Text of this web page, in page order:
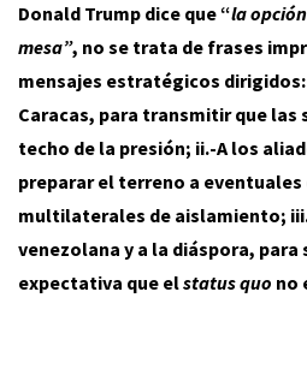
Donald Trump dice que “la
mesa”, no se trata de frases
mensajes estratégicos
Caracas, para transmitir que las
techo de la presión; ii.-A los
preparar el terreno a
multilaterales de aislamiento;
venezolana y a la diáspora,
expectativa que elstatus quo no